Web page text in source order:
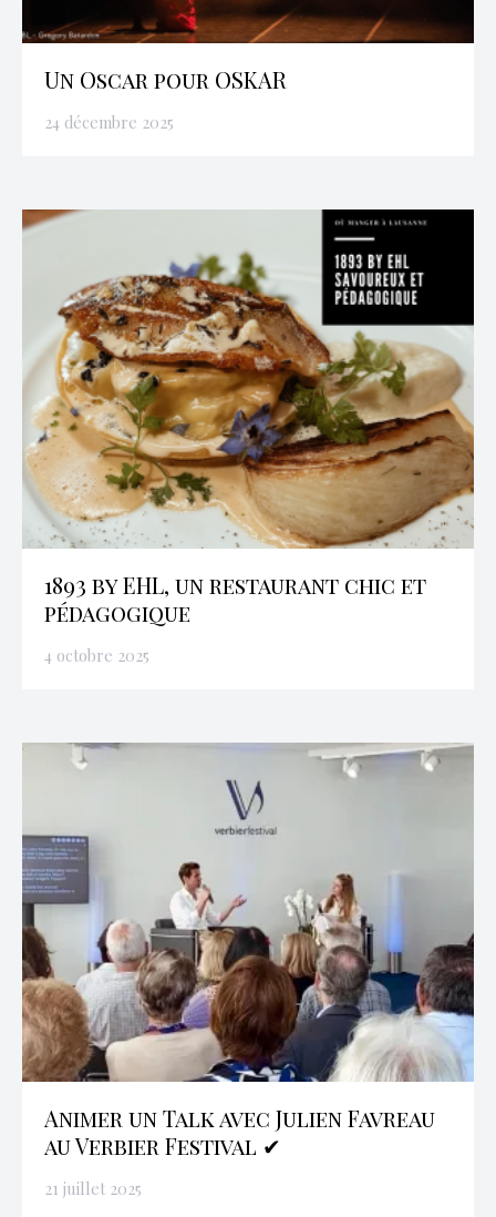
Un Oscar pour OSKAR
24 décembre 2025
1893 by EHL, un restaurant chic et
pédagogique
4 octobre 2025
Animer un Talk avec Julien Favreau
au Verbier Festival ✔
21 juillet 2025